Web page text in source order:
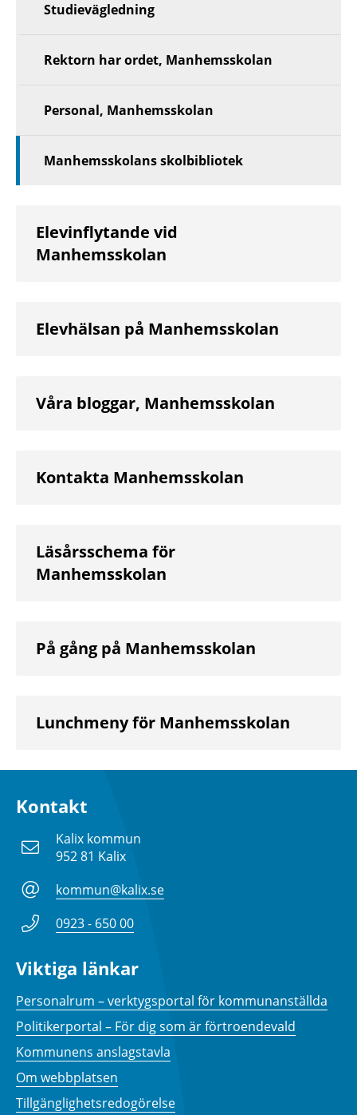
Studievägledning
Rektorn har ordet, Manhemsskolan
Personal, Manhemsskolan
Manhemsskolans skolbibliotek
Elevinflytande vid
Manhemsskolan
Elevhälsan på Manhemsskolan
Våra bloggar, Manhemsskolan
Kontakta Manhemsskolan
Läsårsschema för
Manhemsskolan
På gång på Manhemsskolan
Lunchmeny för Manhemsskolan
Kontakt
Kalix kommun
952 81 Kalix
kommun@kalix.se
0923 - 650 00
Viktiga länkar
Personalrum – verktygsportal för kommunanställda
Politikerportal – För dig som är förtroendevald
Kommunens anslagstavla
Om webbplatsen
Tillgänglighetsredogörelse